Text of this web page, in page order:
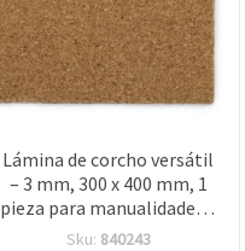
Lámina de corcho versátil
– 3 mm, 300 x 400 mm, 1
pieza para manualidades y
proyectos creativos
Sku: 840243